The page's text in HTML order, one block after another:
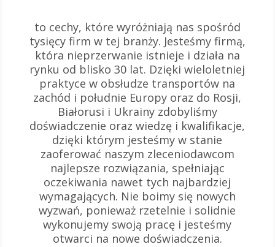
to cechy, które wyróżniają nas spośród
tysięcy firm w tej branży. Jesteśmy firmą,
która nieprzerwanie istnieje i działa na
rynku od blisko 30 lat. Dzięki wieloletniej
praktyce w obsłudze transportów na
zachód i południe Europy oraz do Rosji,
Białorusi i Ukrainy zdobyliśmy
doświadczenie oraz wiedzę i kwalifikacje,
dzięki którym jesteśmy w stanie
zaoferować naszym zleceniodawcom
najlepsze rozwiązania, spełniając
oczekiwania nawet tych najbardziej
wymagających. Nie boimy się nowych
wyzwań, ponieważ rzetelnie i solidnie
wykonujemy swoją pracę i jesteśmy
otwarci na nowe doświadczenia.